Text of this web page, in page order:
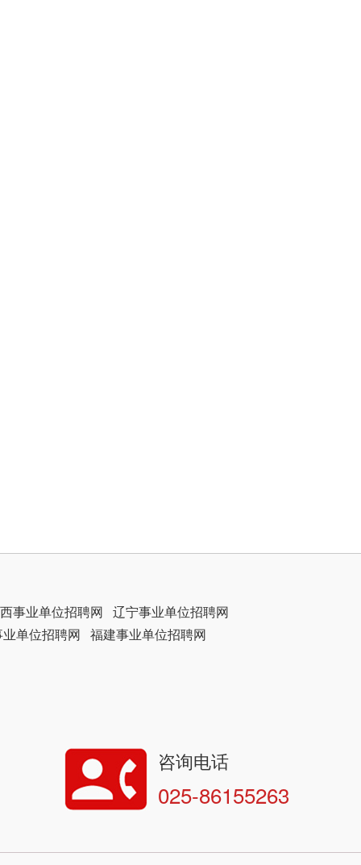
事业单位招聘网 辽宁事业单位招聘网
单位招聘网 福建事业单位招聘网
咨询电话
025-86155263